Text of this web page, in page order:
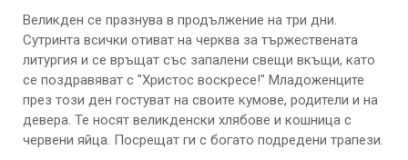
Великден се празнува в продължение на три дни.
Сутринта всички отиват на черква за тържествената
литургия и се връщат със запалени свещи вкъщи, като
се поздравяват с "Христос воскресе!" Младоженците
през този ден гостуват на своите кумове, родители и на
девера. Те носят великденски хлябове и кошница с
червени яйца. Посрещат ги с богато подредени трапези.